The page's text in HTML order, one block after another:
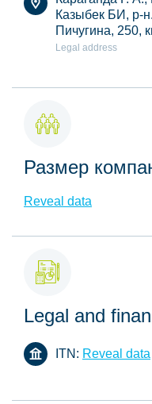
Казыбек БИ, р-
Пичугина, 250,
Legal address
Размер
Reveal data
Legal and
ITN: Reveal data